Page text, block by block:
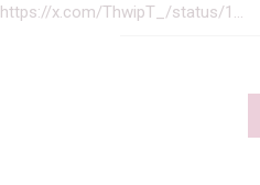
https://x.com/ThwipT_/status/1…